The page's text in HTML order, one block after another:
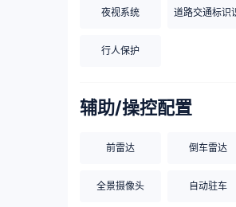
夜视系统 道路交通标识
行人保护
辅助/操控配置
前雷达 倒车雷达
全景摄像头 自动驻车